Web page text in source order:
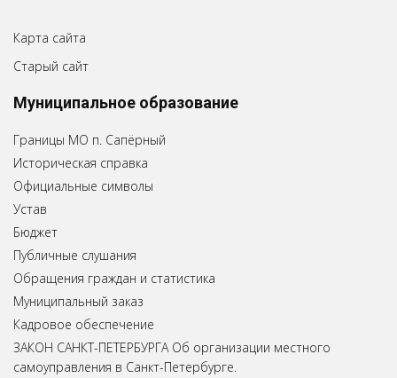
Карта сайта
Старый сайт
Муниципальное образование
Границы МО п. Сапёрный
Историческая справка
Официальные символы
Устав
Бюджет
Публичные слушания
Обращения граждан и статистика
Муниципальный заказ
Кадровое обеспечение
ЗАКОН САНКТ-ПЕТЕРБУРГА Об организации местного
самоуправления в Санкт-Петербурге.